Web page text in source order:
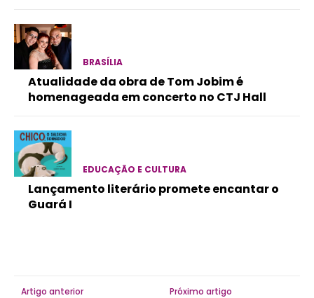
BRASÍLIA
Atualidade da obra de Tom Jobim é
homenageada em concerto no CTJ Hall
EDUCAÇÃO E CULTURA
Lançamento literário promete encantar o
Guará I
Artigo anterior Próximo artigo